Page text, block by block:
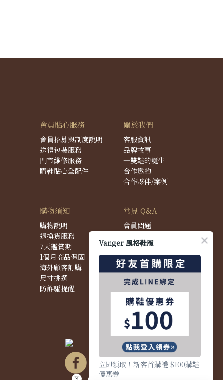
會員貼心服務
會員招募與制度說明
送禮包裝服務
門市維修服務
購鞋貼心全配件
關於我們
客服資訊
品牌故事
一雙鞋的誕生
合作邀約
合作夥伴/案例
購物須知
購物說明
退換貨服務
7天鑑賞期
1個月商品保固
海外顧客訂購
尺寸挑選
防詐騙提醒
常見 Q&A
會員問題
配送問題
退換貨問題
商品問題
Vanger 風格鞋履
立即領取！新客首購禮 $100購鞋
優惠券